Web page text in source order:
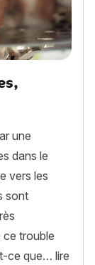
une
dans le
vers les
sont
ce trouble
ce que… lire